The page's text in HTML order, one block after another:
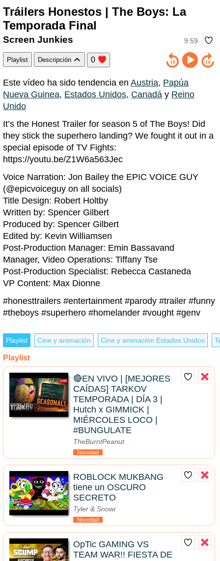
Tráilers Honestos | The Boys: La
Temporada Final
9:59
Screen Junkies
Playlist Descripción 0
Este vídeo ha sido tendencia en Austria, Papúa
Nueva Guinea, Estados Unidos, Canadá y Reino
Unido
It’s the Honest Trailer for season 5 of The Boys! Did
they stick the superhero landing? We fought it out in a
special episode of TV Fights:
https://youtu.be/Z1W6a563Jec
Voice Narration: Jon Bailey the EPIC VOICE GUY
(@epicvoiceguy on all socials)
Title Design: Robert Holtby
Written by: Spencer Gilbert
Produced by: Spencer Gilbert
Edited by: Kevin Williamsen
Post-Production Manager: Emin Bassavand
Manager, Video Operations: Tiffany Tse
Post-Production Specialist: Rebecca Castaneda
VP Content: Max Dionne
#honesttrailers #entertainment #parody #trailer #funny
#theboys #superhero #homelander #vought #genv
Playlist Cine y animación Cine y animación Estados Unidos
Playlist
🔴EN VIVO | [MEJORES
CAÍDAS] TARKOV
TEMPORADA | DÍA 3 |
Hutch x GIMMICK |
MIÉRCOLES LOCO |
#BUNGULATE
TheBurntPeanut
Novedad
ROBLOCK MUKBANG
tiene un OSCURO
SECRETO
Tyler & Snowi
Novedad
OpTic GAMING VS
TEAM WAR!! FIESTA DE